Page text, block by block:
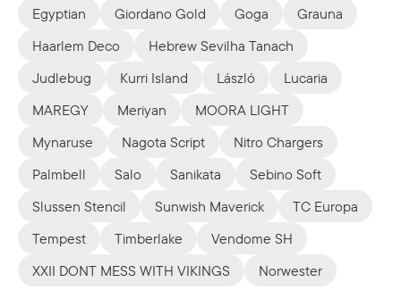
Egyptian
Giordano Gold Goga
Grauna
Haarlem Deco
Hebrew Sevilha Tanach
Judlebug
Kurri Island László
Lucaria
MAREGY
Meriyan
MOORA LIGHT
Mynaruse
Nagota Script
Nitro Chargers
Palmbell
Salo Sanikata
Sebino Soft
Slussen Stencil
Sunwish Maverick
TC Europa
Tempest
Timberlake
Vendome SH
XXII DONT MESS WITH VIKINGS
Norwester